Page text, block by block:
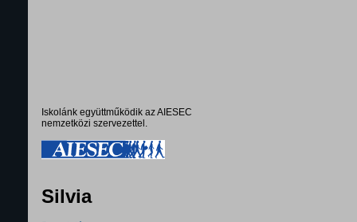
Iskolánk együttműködik az AIESEC
nemzetközi szervezettel.
Silvia